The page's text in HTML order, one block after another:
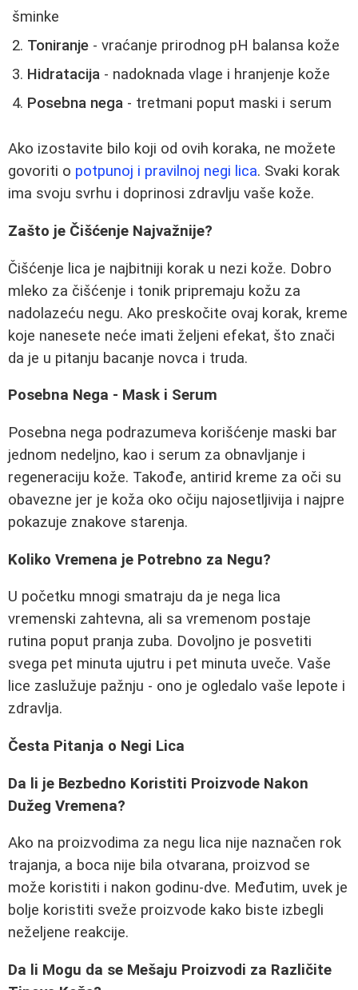
šminke
Toniranje - vraćanje prirodnog pH balansa kože
Hidratacija - nadoknada vlage i hranjenje kože
Posebna nega - tretmani poput maski i serum
Ako izostavite bilo koji od ovih koraka, ne možete
govoriti o potpunoj i pravilnoj negi lica. Svaki korak
ima svoju svrhu i doprinosi zdravlju vaše kože.
Zašto je Čišćenje Najvažnije?
Čišćenje lica je najbitniji korak u nezi kože. Dobro
mleko za čišćenje i tonik pripremaju kožu za
nadolazeću negu. Ako preskočite ovaj korak, kreme
koje nanesete neće imati željeni efekat, što znači
da je u pitanju bacanje novca i truda.
Posebna Nega - Mask i Serum
Posebna nega podrazumeva korišćenje maski bar
jednom nedeljno, kao i serum za obnavljanje i
regeneraciju kože. Takođe, antirid kreme za oči su
obavezne jer je koža oko očiju najosetljivija i najpre
pokazuje znakove starenja.
Koliko Vremena je Potrebno za Negu?
U početku mnogi smatraju da je nega lica
vremenski zahtevna, ali sa vremenom postaje
rutina poput pranja zuba. Dovoljno je posvetiti
svega pet minuta ujutru i pet minuta uveče. Vaše
lice zaslužuje pažnju - ono je ogledalo vaše lepote i
zdravlja.
Česta Pitanja o Negi Lica
Da li je Bezbedno Koristiti Proizvode Nakon
Dužeg Vremena?
Ako na proizvodima za negu lica nije naznačen rok
trajanja, a boca nije bila otvarana, proizvod se
može koristiti i nakon godinu-dve. Međutim, uvek je
bolje koristiti sveže proizvode kako biste izbegli
neželjene reakcije.
Da li Mogu da se Mešaju Proizvodi za Različite